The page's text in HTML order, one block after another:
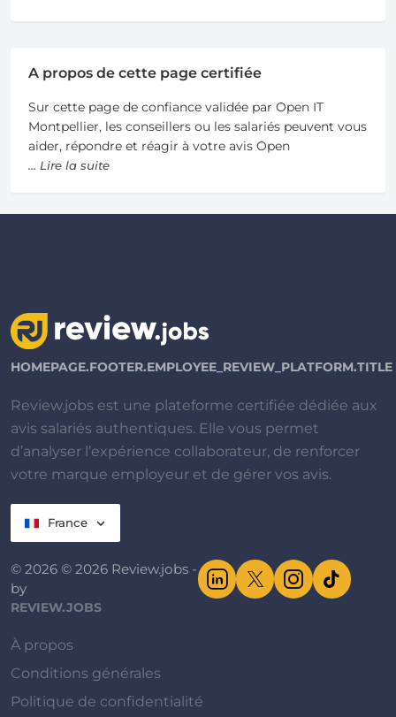
A propos de cette page certifiée
Sur cette page de confiance validée par Open IT
Montpellier, les conseillers ou les salariés peuvent vous
aider, répondre et réagir à votre avis Open
... Lire la suite
HOMEPAGE.FOOTER.EMPLOYEE_REVIEW_PLATFORM.TITLE
Review.jobs est une plateforme certifiée dédiée aux
avis salariés authentiques. Elle vous permet
d’analyser l’expérience collaborateur, de renforcer
votre marque employeur et de gérer vos avis.
France
© 2026 © 2026 Review.jobs -
by
REVIEW.JOBS
À propos
Conditions générales
Politique de confidentialité